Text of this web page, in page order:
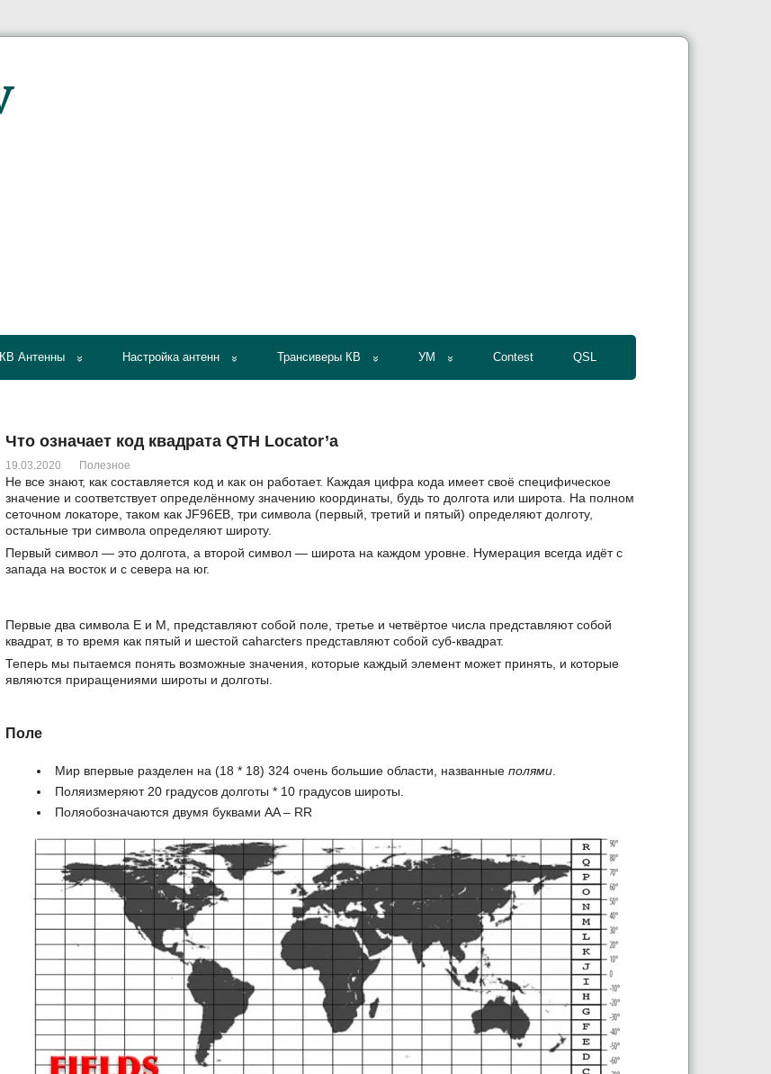
КВ Антенны Настройка антенн Трансиверы КВ УМ Contest QSL
Что означает код квадрата QTH Locator’а
19.03.2020 Полезное
Не все знают, как составляется код и как он работает. Каждая цифра кода имеет своё специфическое
значение и соответствует определённому значению координаты, будь то долгота или широта. На полном
сеточном локаторе, таком как JF96EB, три символа (первый, третий и пятый) определяют долготу,
остальные три символа определяют широту.
Первый символ — это долгота, а второй символ — широта на каждом уровне. Нумерация всегда идёт с
запада на восток и с севера на юг.
Первые два символа E и M, представляют собой поле, третье и четвёртое числа представляют собой
квадрат, в то время как пятый и шестой caharcters представляют собой суб-квадрат.
Теперь мы пытаемся понять возможные значения, которые каждый элемент может принять, и которые
являются приращениями широты и долготы.
Поле
Мир впервые разделен на (18 * 18) 324 очень большие области, названныеполями
Поляизмеряют 20 градусов долготы * 10 градусов широты.
Поляобозначаются двумя буквами AA – RR